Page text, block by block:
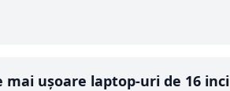
ușoare laptop-uri de 16 inci